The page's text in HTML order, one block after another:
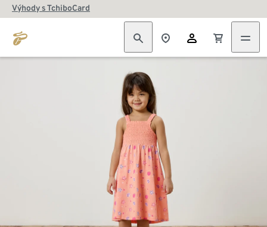
Výhody s TchiboCard